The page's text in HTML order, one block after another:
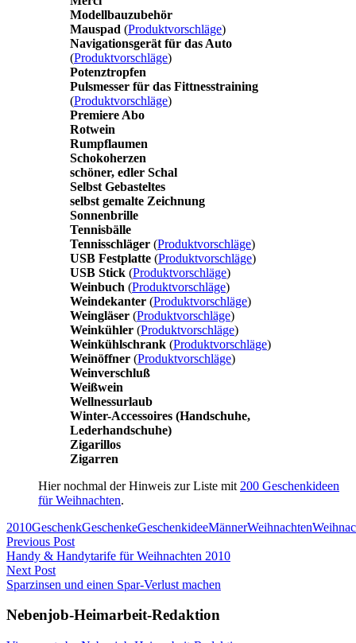
Modellbauzubehör
Mauspad (Produktvorschläge)
Navigationsgerät für das Auto
(Produktvorschläge)
Potenztropfen
Pulsmesser für das Fittnesstraining
(Produktvorschläge)
Premiere Abo
Rotwein
Rumpflaumen
Schokoherzen
schöner, edler Schal
Selbst Gebasteltes
selbst gemalte Zeichnung
Sonnenbrille
Tennisbälle
Tennisschläger (Produktvorschläge)
USB Festplatte (Produktvorschläge)
USB Stick (Produktvorschläge)
Weinbuch (Produktvorschläge)
Weindekanter (Produktvorschläge)
Weingläser (Produktvorschläge)
Weinkühler (Produktvorschläge)
Weinkühlschrank (Produktvorschläge)
Weinöffner (Produktvorschläge)
Weinverschluß
Weißwein
Wellnessurlaub
Winter-Accessoires (Handschuhe,
Lederhandschuhe)
Zigarillos
Zigarren
Hier nochmal der Hinweis zur Liste mit 200 Geschenkideen
für Weihnachten.
2010GeschenkGeschenkeGeschenkideeMännerWeihnachten
Post
navigation
Previous Post
Handy & Handytarife für Weihnachten 2010
Next Post
Sparzinsen und einen Spar-Verlust machen
Nebenjob-Heimarbeit-Redaktion